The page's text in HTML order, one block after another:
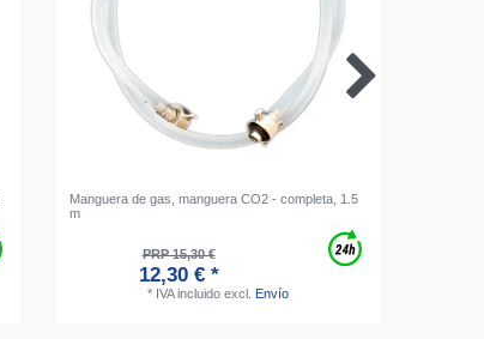
Manguera de gas, manguera CO2 - completa, 1.5
m
PRP 15,30 €
12,30 € *
* IVA incluido excl. Envío